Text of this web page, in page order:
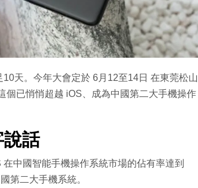
天。今年大會定於 6月12至14日 在東莞松山
已悄悄超越 iOS、成為中國第二大手機操作
話
中國智能手機操作系統市場的佔有率達到
第二大手機系統。